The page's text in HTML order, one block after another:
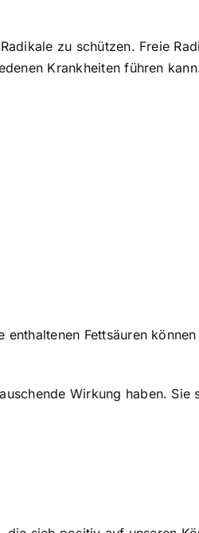
zu schützen. Freie
Krankheiten führen
Fettsäuren
Wirkung haben. Sie